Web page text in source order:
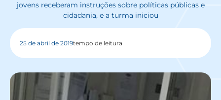
jovens receberam instruções sobre políticas públicas e
cidadania, e a turma iniciou
25 de abril de 2019tempo de leitura